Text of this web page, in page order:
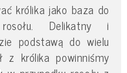
królika jako baza do
Delikatny i
podstawą do wielu
z królika powinniśmy